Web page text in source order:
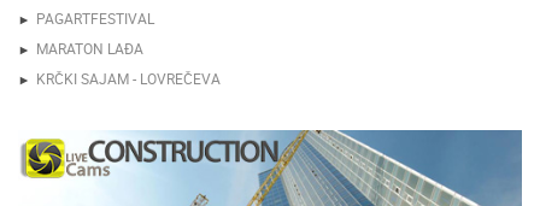
PAGARTFESTIVAL
MARATON LAĐA
KRČKI SAJAM - LOVREČEVA